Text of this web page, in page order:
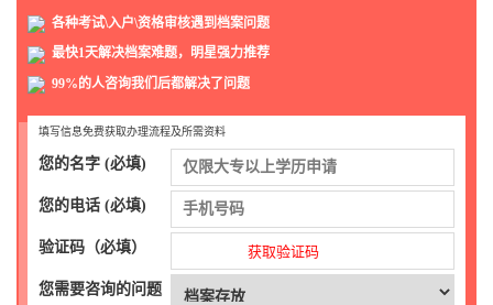
各种考试\入户\资格审核遇到档案问题
最快1天解决档案难题，明星强力推荐
99%的人咨询我们后都解决了问题
填写信息免费获取办理流程及所需资料
您的名字 (必填)
您的电话 (必填)
验证码（必填） 获取验证码
您需要咨询的问题